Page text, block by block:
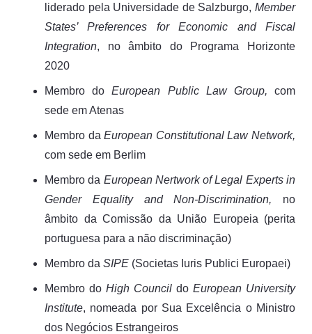
liderado pela Universidade de Salzburgo, Member
States’ Preferences for Economic and Fiscal
Integration, no âmbito do Programa Horizonte
2020
Membro doEuropean Public Law Group,com
sede em Atenas
Membro daEuropean Constitutional Law Network,
com sede em Berlim
Membro da European Nertwork of Legal Experts in
Gender Equality and Non-Discrimination, no
âmbito da Comissão da União Europeia (perita
portuguesa para a não discriminação)
Membro da SIPE (Societas Iuris Publici Europaei)
Membro do High Council do European University
Institute, nomeada por Sua Excelência o Ministro
dos Negócios Estrangeiros